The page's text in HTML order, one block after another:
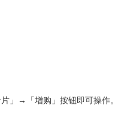
」→「增购」按钮即可操作。